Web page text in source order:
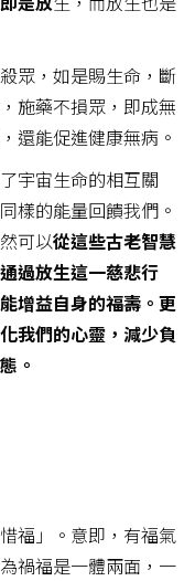
眾，如是賜生命，斷
施藥不損眾，即成無
還能促進健康無病。
宇宙生命的相互關
樣的能量回饋我們。
可以從這些古老智慧
通過放生這一慈悲行
增益自身的福壽。更
我們的心靈，減少負
。
福」。意即，有福氣
禍福是一體兩面，一